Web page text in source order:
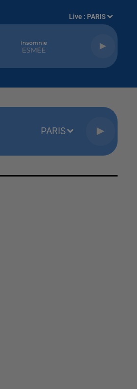
Live : PARIS
Insomnie
ESMÉE
PARIS